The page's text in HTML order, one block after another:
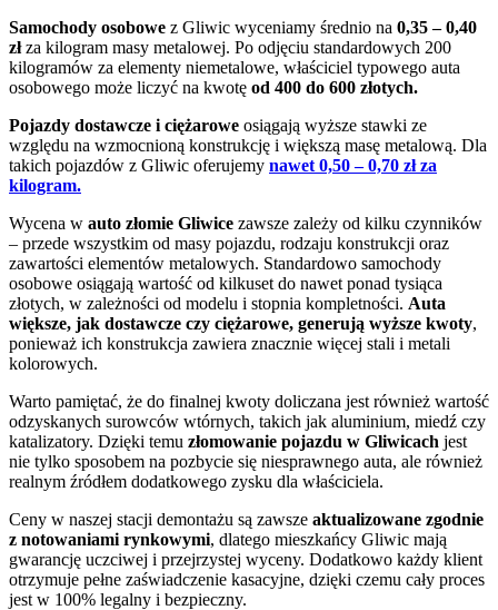
Samochody osobowe z Gliwic wyceniamy średnio na 0,35 – 0,40
złza kilogram masy metalowej. Po odjęciu standardowych 200
kilogramów za elementy niemetalowe, właściciel typowego auta
osobowego może liczyć na kwotę od 400 do 600 złotych.
Pojazdy dostawcze i ciężarowe osiągają wyższe stawki ze
względu na wzmocnioną konstrukcję i większą masę metalową. Dla
takich pojazdów z Gliwic oferujemy nawet 0,50 – 0,70 zł za
kilogram.
Wycena w auto złomie Gliwice zawsze zależy od kilku czynników
– przede wszystkim od masy pojazdu, rodzaju konstrukcji oraz
zawartości elementów metalowych. Standardowo samochody
osobowe osiągają wartość od kilkuset do nawet ponad tysiąca
złotych, w zależności od modelu i stopnia kompletności. Auta
większe, jak dostawcze czy ciężarowe, generują wyższe kwoty,
ponieważ ich konstrukcja zawiera znacznie więcej stali i metali
kolorowych.
Warto pamiętać, że do finalnej kwoty doliczana jest również wartość
odzyskanych surowców wtórnych, takich jak aluminium, miedź czy
katalizatory. Dzięki temu złomowanie pojazdu w Gliwicach jest
nie tylko sposobem na pozbycie się niesprawnego auta, ale również
realnym źródłem dodatkowego zysku dla właściciela.
Ceny w naszej stacji demontażu są zawsze aktualizowane zgodnie
z notowaniami rynkowymi, dlatego mieszkańcy Gliwic mają
gwarancję uczciwej i przejrzystej wyceny. Dodatkowo każdy klient
otrzymuje pełne zaświadczenie kasacyjne, dzięki czemu cały proces
jest w 100% legalny i bezpieczny.